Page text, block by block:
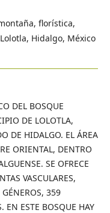
florística,
Hidalgo, México
DEL BOSQUE
DE LOLOTLA,
DE HIDALGO. EL ÁREA
ORIENTAL, DENTRO
SE OFRECE
VASCULARES,
359
EN ESTE BOSQUE HAY